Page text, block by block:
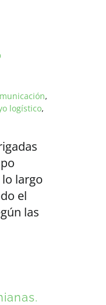
,
logístico,
largo
el
las